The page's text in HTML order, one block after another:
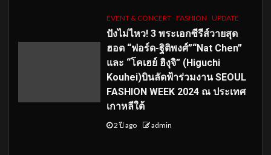
EVENT & CONCERT FASHION UPDATE
ปังไม่ไหว! 3 พระเอกซีรีส์วายสุด
ฮอต “ฟอร์ด-ฐิติพงศ์”“Nat Chen”
และ “โคเฮย์ ฮิงุจิ” (Higuchi
Kouhei)บินลัดฟ้าร่วมงาน SEOUL
FASHION WEEK 2024 ณ ประเทศ
เกาหลีใต้
2 ปี ago admin